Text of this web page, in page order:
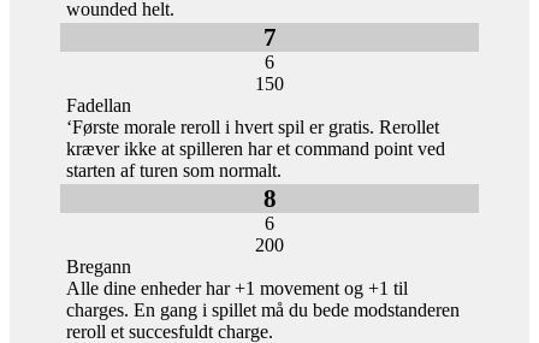
wounded helt.
7
6
150
Fadellan
‘Første morale reroll i hvert spil er gratis. Rerollet
kræver ikke at spilleren har et command point ved
starten af turen som normalt.
8
6
200
Bregann
Alle dine enheder har +1 movement og +1 til
charges. En gang i spillet må du bede modstanderen
reroll et succesfuldt charge.